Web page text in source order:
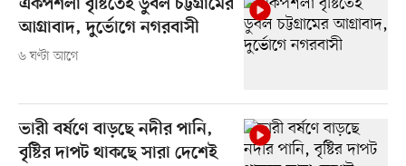
একপশলা বৃষ্টিতেই ডুবল চট্টগ্রামের
আগ্রাবাদ, দুর্ভোগে নগরবাসী
৬ ঘণ্টা আগে
ভারী বর্ষণে বাড়ছে নদীর পানি,
বৃষ্টির দাপট থাকছে সারা দেশেই